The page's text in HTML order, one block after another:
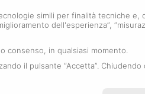
simili per finalità tecniche e,
dell'esperienza”,
consenso, in qualsiasi momento.
il pulsante “Accetta”.